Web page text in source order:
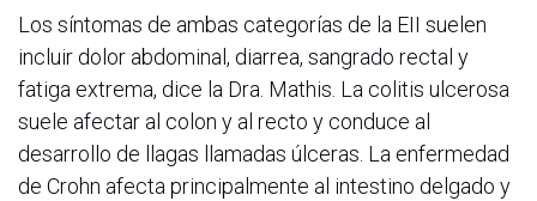
Los síntomas de ambas categorías de la EII suelen
incluir dolor abdominal, diarrea, sangrado rectal y
fatiga extrema, dice la Dra. Mathis. La colitis ulcerosa
suele afectar al colon y al recto y conduce al
desarrollo de llagas llamadas úlceras. La enfermedad
de Crohn afecta principalmente al intestino delgado y